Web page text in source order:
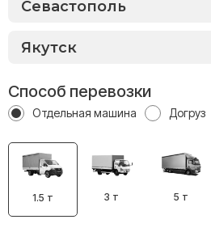
Способ перевозки
Отдельная машина Догруз
1.5 т 3 т 5 т